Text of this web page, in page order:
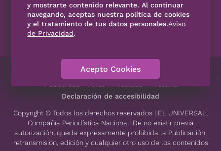
SÍGUENOS
Contáctanos Código de Ética
Declaración de accesibilidad
Copyright © Todos los derechos reservados | EL UNIVERSAL,
Compañía Periodística Nacional. De no existir previa
autorización, queda expresamente prohibida la Publicación,
retransmisión, edición y cualquier otro uso de los contenidos
y mostrarte contenido relevante. Al continuar
navegando, aceptas nuestra política de cookies
y el tratamiento de tus datos personales.Aviso
de Privacidad.
Acepto Cookies